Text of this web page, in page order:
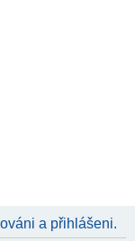
a přihlášeni.